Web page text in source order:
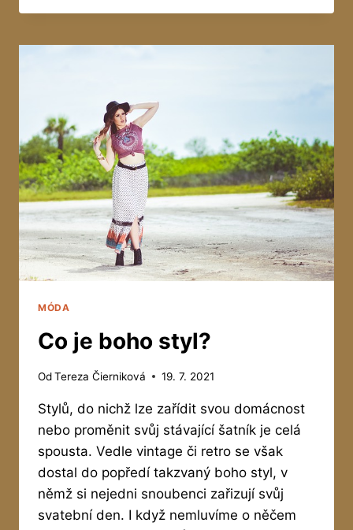
OSVĚTLENÍ
OBÝVACÍHO
MÓDA
Co je boho styl?
OdTereza Čierniková 19. 7. 2021
Stylů, do nichž lze zařídit svou domácnost
nebo proměnit svůj stávající šatník je celá
spousta. Vedle vintage či retro se však
dostal do popředí takzvaný boho styl, v
němž si nejedni snoubenci zařizují svůj
svatební den. I když nemluvíme o něčem